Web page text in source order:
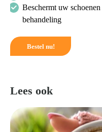
Beschermt uw
behandeling
Bestel nu!
Lees ook